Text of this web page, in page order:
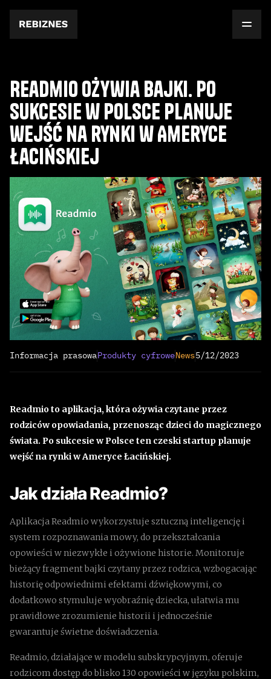
Readmio ożywia bajki. Po
sukcesie w Polsce planuje
wejść na rynki w Ameryce
Łacińskiej
Informacja prasowaProdukty cyfroweNews5/12/2023
Readmio to aplikacja, która ożywia czytane przez
rodziców opowiadania, przenosząc dzieci do magicznego
świata. Po sukcesie w Polsce ten czeski startup planuje
wejść na rynki w Ameryce Łacińskiej.
Jak działa Readmio?
Aplikacja Readmio wykorzystuje sztuczną inteligencję i
system rozpoznawania mowy, do przekształcania
opowieści w niezwykłe i ożywione historie. Monitoruje
bieżący fragment bajki czytany przez rodzica, wzbogacając
historię odpowiednimi efektami dźwiękowymi, co
dodatkowo stymuluje wyobraźnię dziecka, ułatwia mu
prawidłowe zrozumienie historii i jednocześnie
gwarantuje świetne doświadczenia.
Readmio, działające w modelu subskrypcyjnym, oferuje
rodzicom dostęp do blisko 130 opowieści w języku polskim,